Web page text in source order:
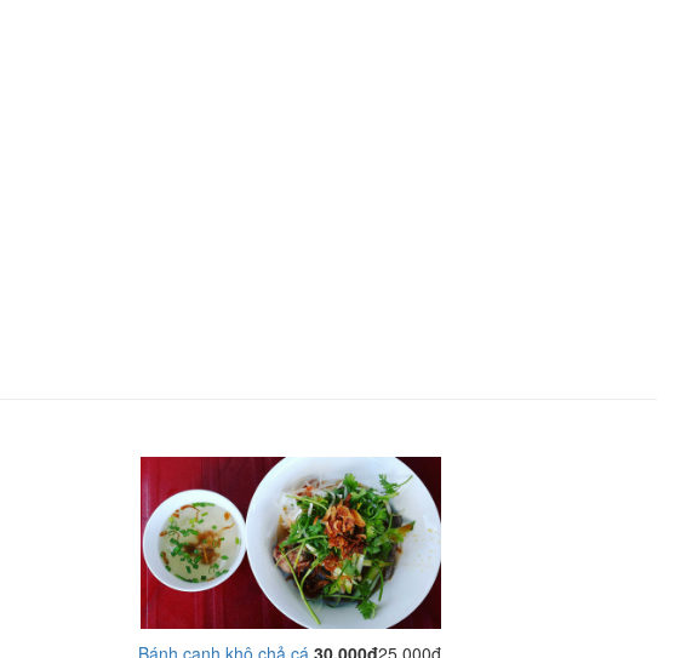
Bánh canh khô chả cá 30.000đ25.000đ